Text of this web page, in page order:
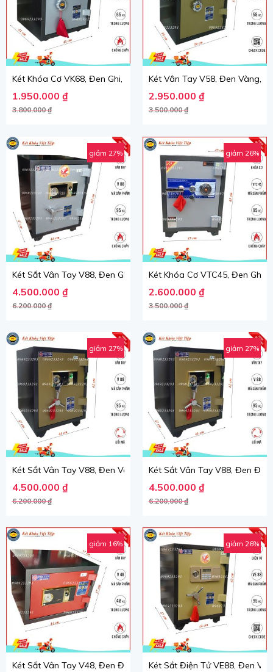
Két Khóa Cơ VK68, Đen Ghi, Việt Tiệp, Nặng 60kg.
3.800.000₫
Giá gốc là: 3.800.000 ₫.
1.950.000 ₫
Giá hiện tại là: 1.950.000 ₫.
Két Vân Tay V58, Đen Vàng,
3.500.000₫
Giá gốc là: 3.500.000 ₫.
2.950.000 ₫
Giá hiện tại là: 2.950.000 ₫.
giảm 27%
Két Sắt Vân Tay V88, Đen Ghi, Việt Tiệp, Nặng 95kg.
6.200.000₫
Giá gốc là: 6.200.000 ₫.
4.500.000 ₫
Giá hiện tại là: 4.500.000 ₫.
giảm 26%
Két Khóa Cơ VTC45, Đen Ghi,
3.500.000₫
Giá gốc là: 3.500.000 ₫.
2.600.000 ₫
Giá hiện tại là: 2.600.000 ₫.
giảm 27%
Két Sắt Vân Tay V88, Đen Vàng, Việt Tiệp, Nặng 95kg.
6.200.000₫
Giá gốc là: 6.200.000 ₫.
4.500.000 ₫
Giá hiện tại là: 4.500.000 ₫.
giảm 27%
Két Sắt Vân Tay V88, Đen Đỏ,
6.200.000₫
Giá gốc là: 6.200.000 ₫.
4.500.000 ₫
Giá hiện tại là: 4.500.000 ₫.
giảm 16%
Két Sắt Vân Tay V48, Đen Đỏ, Việt Tiệp, Nặng 40kg – Két Sắt
giảm 26%
Két Sắt Điện Tử VE88, Đen